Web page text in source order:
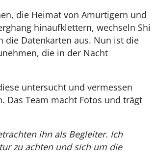
die Heimat von Amurtigern und
hinaufklettern, wechseln Shi
die Datenkarten aus. Nun ist die
die in der Nacht
untersucht und vermessen
Das Team macht Fotos und trägt
ihn als Begleiter. Ich
zu achten und sich um die